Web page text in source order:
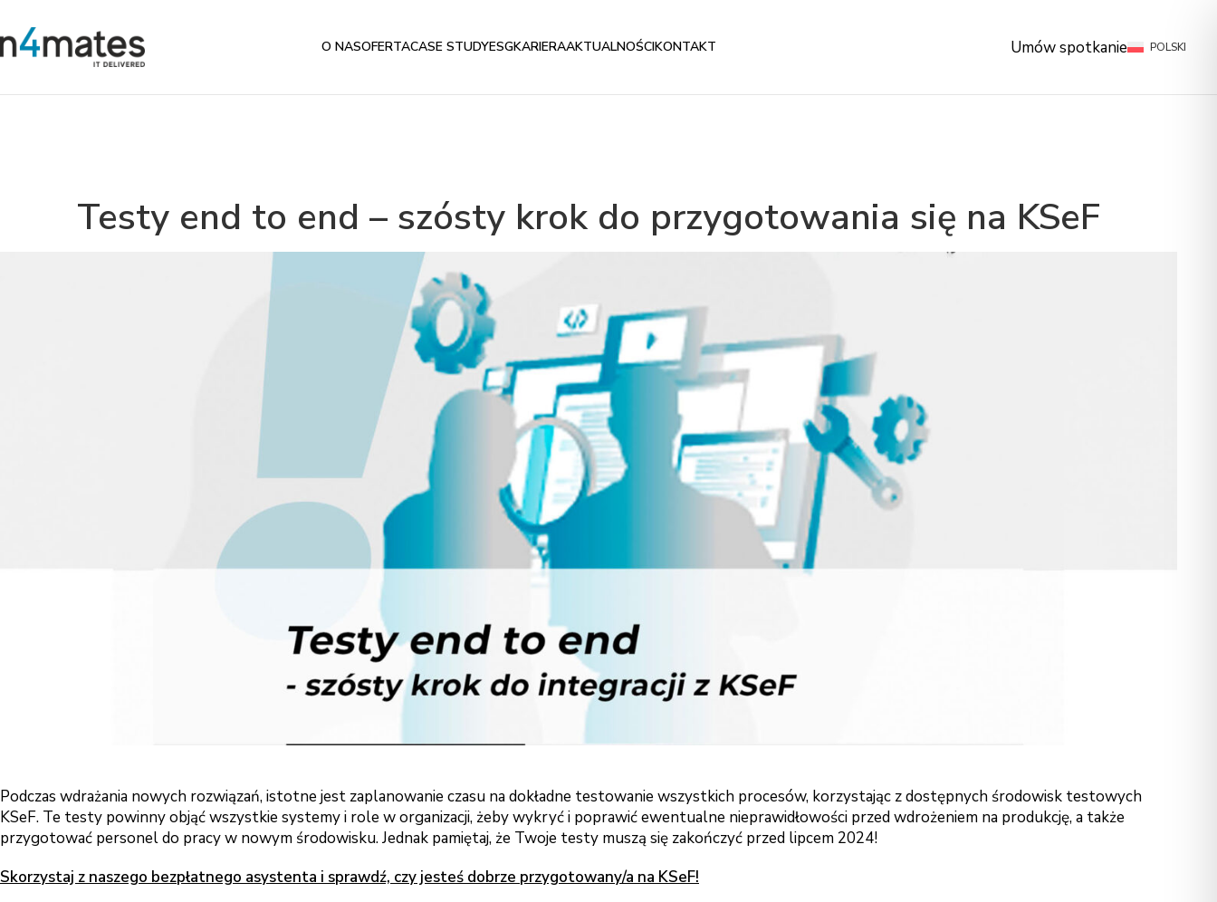
O NASOFERTACASE STUDYESGKARIERAAKTUALNOŚCIKONTAKT Umów spotkanie POLSKI
Testy end to end – szósty krok do przygotowania się na KSeF
Podczas wdrażania nowych rozwiązań, istotne jest zaplanowanie czasu na dokładne testowanie wszystkich procesów, korzystając z dostępnych środowisk testowych
KSeF. Te testy powinny objąć wszystkie systemy i role w organizacji, żeby wykryć i poprawić ewentualne nieprawidłowości przed wdrożeniem na produkcję, a także
przygotować personel do pracy w nowym środowisku. Jednak pamiętaj, że Twoje testy muszą się zakończyć przed lipcem 2024!
Skorzystaj z naszego bezpłatnego asystenta i sprawdź, czy jesteś dobrze przygotowany/a na KSeF!